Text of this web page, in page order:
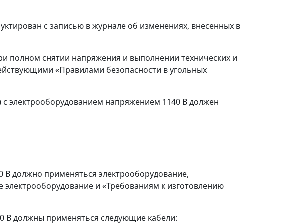
с записью в журнале об изменениях, внесенных в
полном снятии напряжения и выполнении технических и
«Правилами безопасности в угольных
с электрооборудованием напряжением 1140 В должен
В должно применяться электрооборудование,
и «Требованиям к изготовлению
В должны применяться следующие кабели: